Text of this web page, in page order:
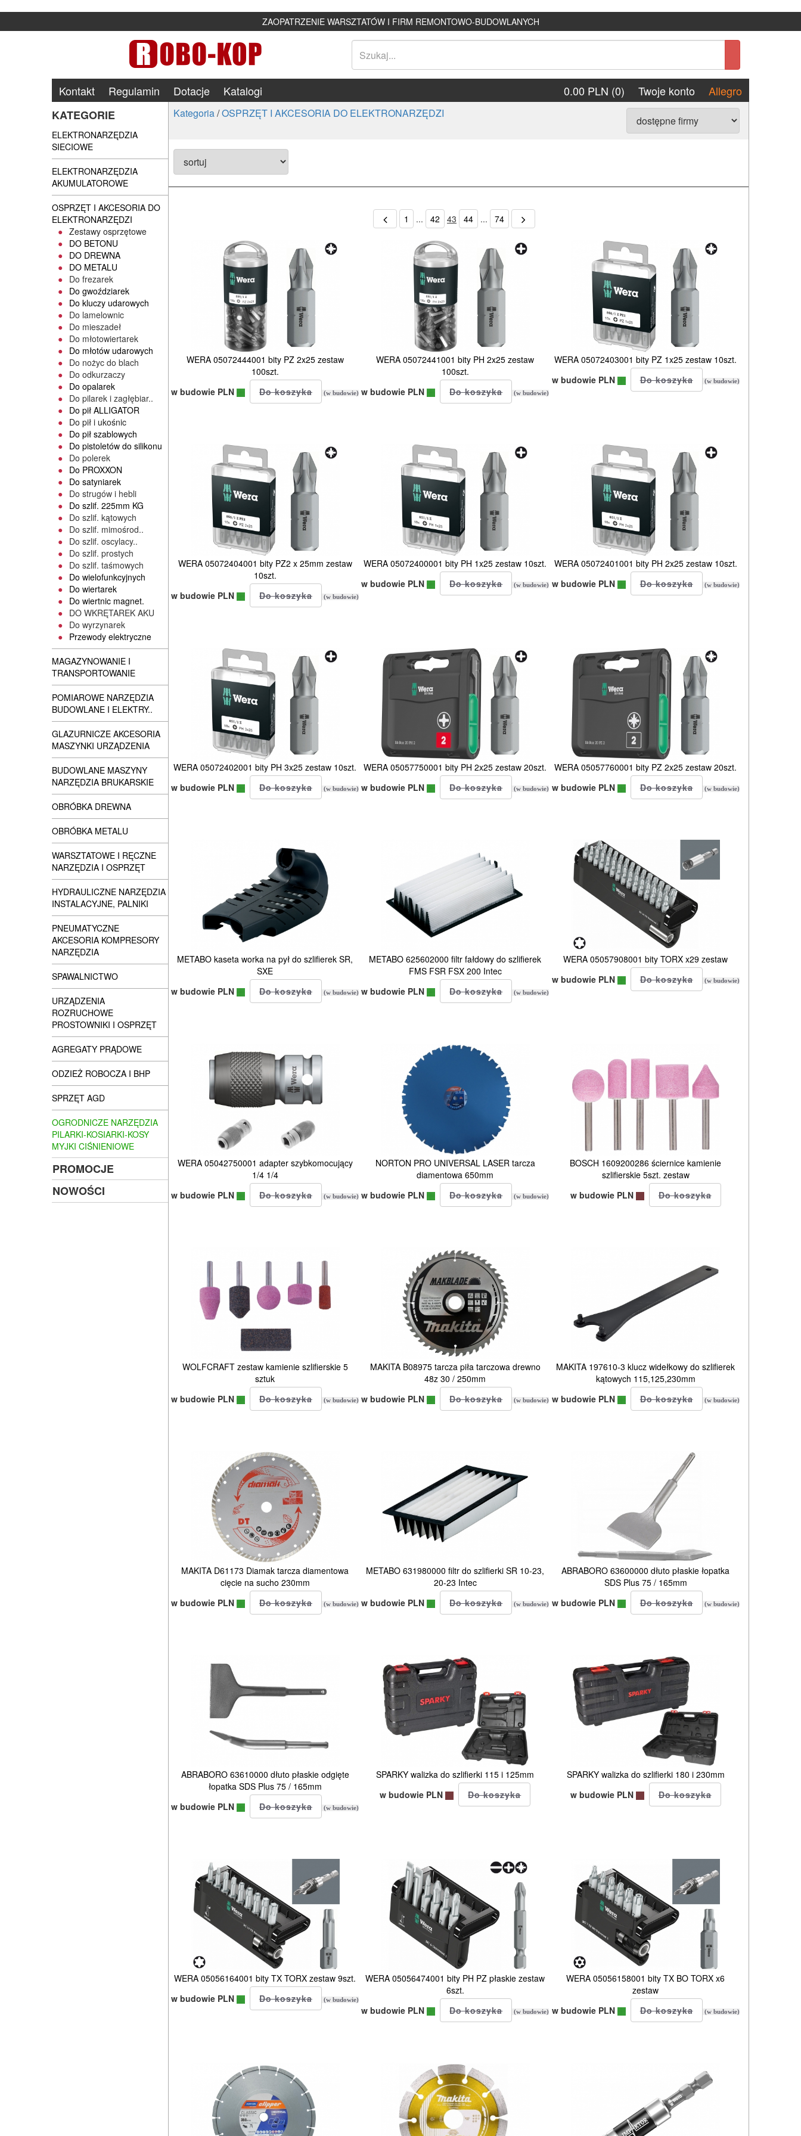
ZAOPATRZENIE WARSZTATÓW I FIRM REMONTOWO-BUDOWLANYCH
Kontakt Regulamin Dotacje Katalogi 0.00 PLN (0) Twoje konto
Allegro
KATEGORIE
ELEKTRONARZĘDZIA
SIECIOWE
ELEKTRONARZĘDZIA
AKUMULATOROWE
OSPRZĘT I AKCESORIA DO
ELEKTRONARZĘDZI
Zestawy osprzętowe
DO BETONU
DO DREWNA
DO METALU
Do frezarek
Do gwoździarek
Do kluczy udarowych
Do lamelownic
Do mieszadeł
Do młotowiertarek
Do młotów udarowych
Do nożyc do blach
Do odkurzaczy
Do opalarek
Do pilarek i zagłębiar..
Do pił ALLIGATOR
Do pił i ukośnic
Do pił szablowych
Do pistoletów do silikonu
Do polerek
Do PROXXON
Do satyniarek
Do strugów i hebli
Do szlif. 225mm KG
Do szlif. kątowych
Do szlif. mimośrod..
Do szlif. oscylacy..
Do szlif. prostych
Do szlif. taśmowych
Do wielofunkcyjnych
Do wiertarek
Do wiertnic magnet.
DO WKRĘTAREK AKU
Do wyrzynarek
Przewody elektryczne
MAGAZYNOWANIE I
TRANSPORTOWANIE
POMIAROWE NARZĘDZIA
BUDOWLANE I ELEKTRY..
GLAZURNICZE AKCESORIA
MASZYNKI URZĄDZENIA
BUDOWLANE MASZYNY
NARZĘDZIA BRUKARSKIE
OBRÓBKA DREWNA
OBRÓBKA METALU
WARSZTATOWE I RĘCZNE
NARZĘDZIA I OSPRZĘT
HYDRAULICZNE NARZĘDZIA
INSTALACYJNE, PALNIKI
PNEUMATYCZNE
AKCESORIA KOMPRESORY
NARZĘDZIA
SPAWALNICTWO
URZĄDZENIA
ROZRUCHOWE
PROSTOWNIKI I OSPRZĘT
AGREGATY PRĄDOWE
ODZIEŻ ROBOCZA I BHP
SPRZĘT AGD
OGRODNICZE NARZĘDZIA
PILARKI-KOSIARKI-KOSY
MYJKI CIŚNIENIOWE
PROMOCJE
NOWOŚCI
Kategoria/OSPRZĘT I AKCESORIA DO ELEKTRONARZĘDZI
1 ... 42 43 44 ... 74
WERA 05072444001 bity PZ 2x25 zestaw
100szt.
w budowie PLN
(w budowie)
WERA 05072441001 bity PH 2x25 zestaw
100szt.
w budowie PLN
(w budowie)
WERA 05072403001 bity PZ 1x25 zestaw 10szt.
w budowie PLN
(w budowie)
WERA 05072404001 bity PZ2 x 25mm zestaw
10szt.
w budowie PLN
(w budowie)
WERA 05072400001 bity PH 1x25 zestaw 10szt.
w budowie PLN
(w budowie)
WERA 05072401001 bity PH 2x25 zestaw 10szt.
w budowie PLN
(w budowie)
WERA 05072402001 bity PH 3x25 zestaw 10szt.
w budowie PLN
(w budowie)
WERA 05057750001 bity PH 2x25 zestaw 20szt.
w budowie PLN
(w budowie)
WERA 05057760001 bity PZ 2x25 zestaw 20szt.
w budowie PLN
(w budowie)
METABO kaseta worka na pył do szlifierek SR,
SXE
w budowie PLN
(w budowie)
METABO 625602000 filtr fałdowy do szlifierek
FMS FSR FSX 200 Intec
w budowie PLN
(w budowie)
WERA 05057908001 bity TORX x29 zestaw
w budowie PLN
(w budowie)
WERA 05042750001 adapter szybkomocujący
1/4 1/4
w budowie PLN
(w budowie)
NORTON PRO UNIVERSAL LASER tarcza
diamentowa 650mm
w budowie PLN
(w budowie)
BOSCH 1609200286 ściernice kamienie
szlifierskie 5szt. zestaw
w budowie PLN
WOLFCRAFT zestaw kamienie szlifierskie 5
sztuk
w budowie PLN
(w budowie)
MAKITA B08975 tarcza piła tarczowa drewno
48z 30 / 250mm
w budowie PLN
(w budowie)
MAKITA 197610-3 klucz widełkowy do szlifierek
kątowych 115,125,230mm
w budowie PLN
(w budowie)
MAKITA D61173 Diamak tarcza diamentowa
cięcie na sucho 230mm
w budowie PLN
(w budowie)
METABO 631980000 filtr do szlifierki SR 10-23,
20-23 Intec
w budowie PLN
(w budowie)
ABRABORO 63600000 dłuto płaskie łopatka
SDS Plus 75 / 165mm
w budowie PLN
(w budowie)
ABRABORO 63610000 dłuto płaskie odgięte
łopatka SDS Plus 75 / 165mm
w budowie PLN
(w budowie)
SPARKY walizka do szlifierki 115 i 125mm
w budowie PLN
SPARKY walizka do szlifierki 180 i 230mm
w budowie PLN
WERA 05056164001 bity TX TORX zestaw 9szt.
w budowie PLN
(w budowie)
WERA 05056474001 bity PH PZ płaskie zestaw
6szt.
w budowie PLN
(w budowie)
WERA 05056158001 bity TX BO TORX x6
zestaw
w budowie PLN
(w budowie)